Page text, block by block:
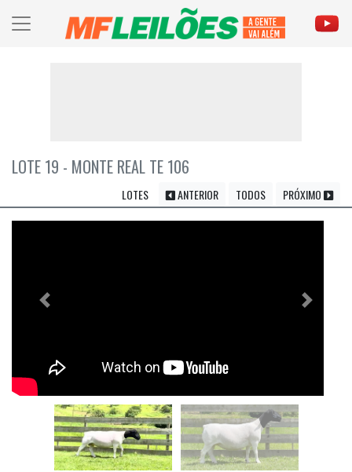
LOTE 19 - MONTE REAL TE 106
LOTES ANTERIOR TODOS PRÓXIMO
Previous Próximo